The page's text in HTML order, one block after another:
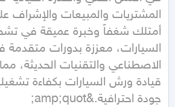
جودة احترافية.&amp;quot;